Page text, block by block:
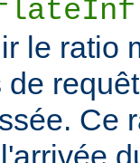
le ratio
Ce